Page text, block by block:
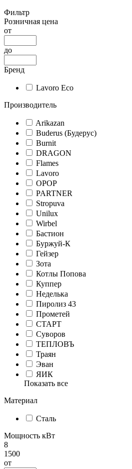
Фильтр
Розничная цена
от
до
Бренд
Lavoro Eco
Производитель
Arikazan
Buderus (Будерус)
Burnit
DRAGON
Flames
Lavoro
OPOP
PARTNER
Stropuva
Unilux
Wirbel
Бастион
Буржуй-К
Гейзер
Зота
Котлы Попова
Куппер
Неделька
Пиролиз 43
Прометей
СТАРТ
Суворов
ТЕПЛОВЪ
Траян
Эван
ЯИК
Показать все
Материал
Сталь
Мощность кВт
8
1500
от